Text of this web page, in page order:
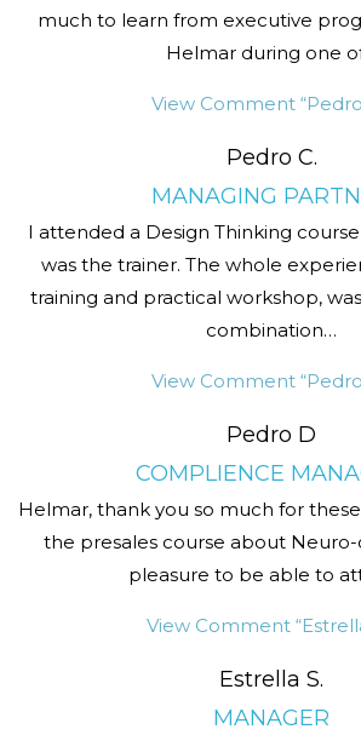
much to learn from executive
Helmar during one
View Comment“Pedro
Pedro C.
MANAGING
I attended a Design Thinking
was the trainer. The whole
training and practical workshop,
combination…
View Comment
Pedro D
COMPLIENCE
Helmar, thank you so much for
the presales course about Neuro-
pleasure to be able to
View Comment
Estrella S.
MANAGER